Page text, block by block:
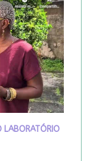
LABORATÓRIO